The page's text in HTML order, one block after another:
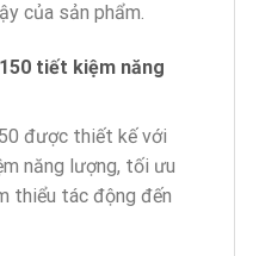
của sản phẩm.
tiết kiệm năng
được thiết kế với
năng lượng, tối ưu
thiểu tác động đến